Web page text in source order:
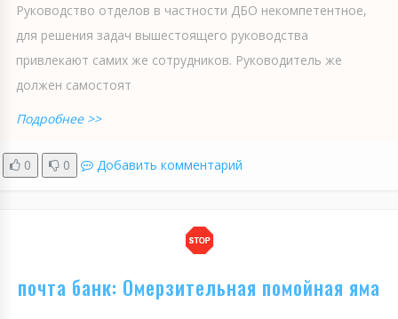
Руководство отделов в частности ДБО некомпетентное,
для решения задач вышестоящего руководства
привлекают самих же сотрудников. Руководитель же
должен самостоят
Подробнее >>
0 0 Добавить комментарий
почта банк: Омерзительная помойная яма